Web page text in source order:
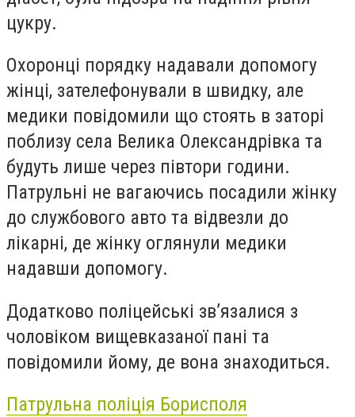
цукру.
Охоронці порядку надавали допомогу
жінці, зателефонували в швидку, але
медики повідомили що стоять в заторі
поблизу села Велика Олександрівка та
будуть лише через півтори години.
Патрульні не вагаючись посадили жінку
до службового авто та відвезли до
лікарні, де жінку оглянули медики
надавши допомогу.
Додатково поліцейські зв’язалися з
чоловіком вищевказаної пані та
повідомили йому, де вона знаходиться.
Патрульна поліція Борисполя